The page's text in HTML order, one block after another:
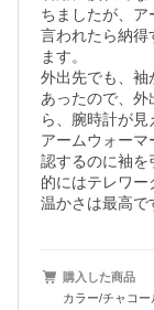
ちましたが、ア
言われたら納得
ます。
外出先でも、袖
あったので、外
ら、腕時計が見
アームウォー
認するのに袖を
的にはテレワー
温かさは最高で
購入した商品
カラー/チャコ